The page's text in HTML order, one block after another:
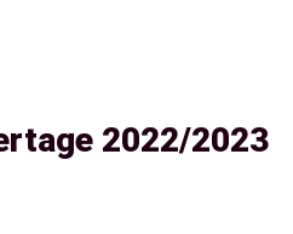
2022/2023